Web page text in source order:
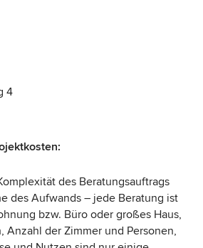
ganz klar mein Sprungbrett.
möglich gewesen. Danke.”
des Imperial Feng Shuis,
und wirksamsten weltweit
Imperial Feng Shui Beraterin
Analysemethoden vorhandene
ihren Positiv-Level zu erhöhen
Bedürfnisse unterstützend
setze ich mich gern für die Ziele
Practitioner
Feng Shui Akademie,
4
des Beratungsauftrags
des Aufwands – jede Beratung ist
bzw. Büro oder großes Haus,
Anzahl der Zimmer und Personen,